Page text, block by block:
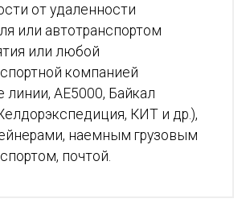
от удаленности
или автотранспортом
или любой
компанией
линии, АЕ5000, Байкал
КИТ и др.),
наемным грузовым
почтой.